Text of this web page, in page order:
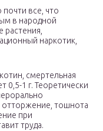
все, что
в народной
наркотик,
смертельная
0,5-1 г. Теоретически
отторжение, тошнота
при
труда.